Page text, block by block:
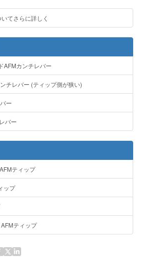
てさらに詳しく
AFMカンチレバー
チレバー (ティップ側が狭い)
ー
バー
ティップ
ップ
ティップ